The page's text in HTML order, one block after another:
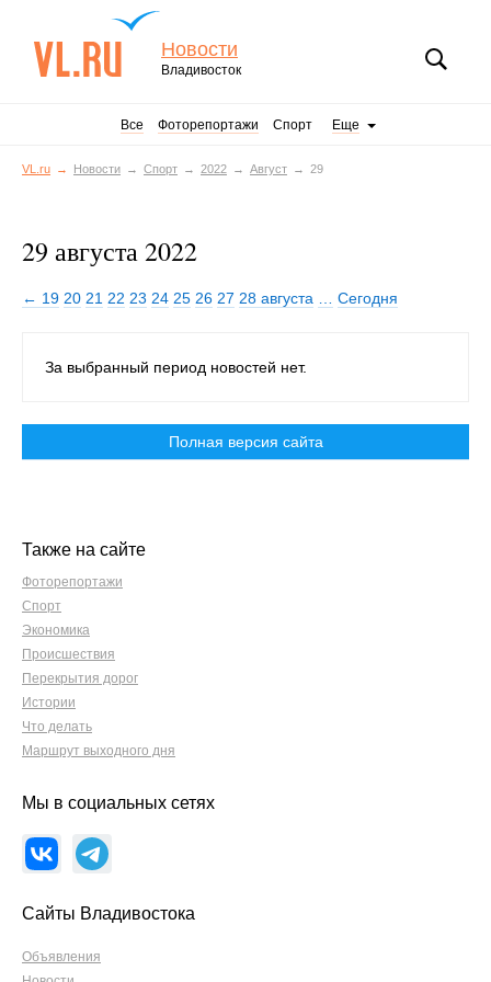
Новости
Владивосток
Все Фоторепортажи Спорт Еще
VL.ru Новости Спорт 2022 Август 29
29 августа 2022
← 19 20 21 22 23 24 25 26 27 28 августа Сегодня
За выбранный период новостей нет.
Полная версия сайта
Также на сайте
Фоторепортажи
Спорт
Экономика
Происшествия
Перекрытия дорог
Истории
Что делать
Маршрут выходного дня
Мы в социальных сетях
Сайты Владивостока
Объявления